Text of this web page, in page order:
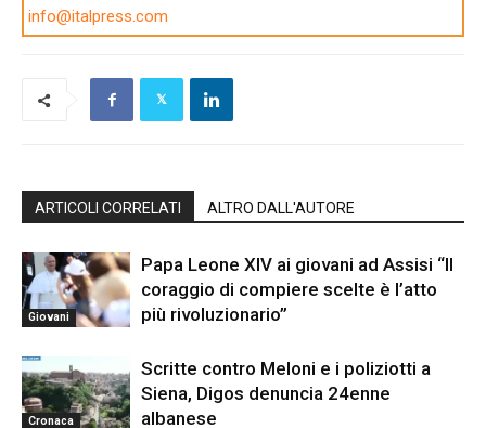
info@italpress.com
ARTICOLI CORRELATI ALTRO DALL'AUTORE
Giovani
Papa Leone XIV ai giovani ad Assisi “Il
coraggio di compiere scelte è l’atto
più rivoluzionario”
Cronaca
Scritte contro Meloni e i poliziotti a
Siena, Digos denuncia 24enne
albanese